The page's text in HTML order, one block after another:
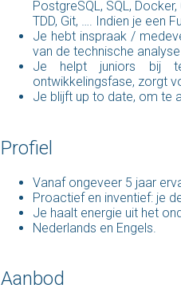
PostgreSQL, SQL,
TDD, Git, …. Indien je een
Je hebt inspraak /
van de technische
Je helpt juniors bij
ontwikkelingsfase, zorgt
Je blijft up to date, om te
Profiel
Vanaf ongeveer 5 jaar
Proactief en inventief: je
Je haalt energie uit het
Nederlands en Engels.
Aanbod